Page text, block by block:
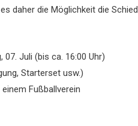
daher die Möglichkeit die
07. Juli (bis ca. 16:00 Uhr)
Starterset usw.)
Fußballverein